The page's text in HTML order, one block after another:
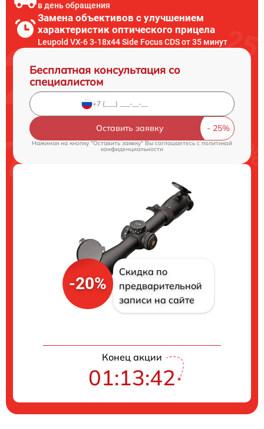
в день обращения
Замена объективов с улучшением
характеристик оптического прицела
Leupold VX-6 3-18x44 Side Focus CDS от 35 минут
Бесплатная консультация со
специалистом
Оставить заявку
Нажимая на кнопку "Оставить заявку" Вы соглашаетесь cполитикой
конфиденциальности
-20%
Скидка по
предварительной
записи на сайте
Конец акции
01:13:41